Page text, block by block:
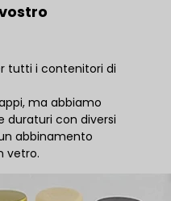
tutti i contenitori di
ma abbiamo
duraturi con diversi
abbinamento
vetro.